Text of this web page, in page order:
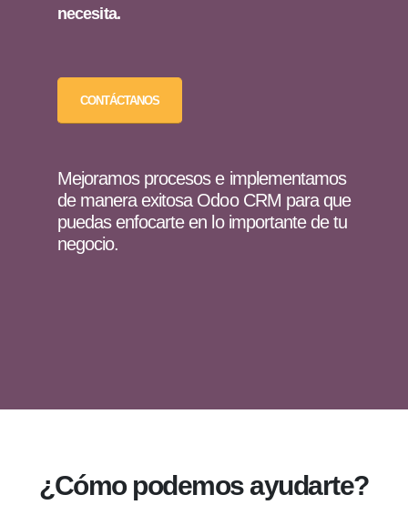
necesita.
CONTÁCTANOS
Mejoramos procesos e implementamos
de manera exitosa Odoo CRM para que
puedas enfocarte en lo importante de tu
negocio.
¿Cómo podemos ayudarte?